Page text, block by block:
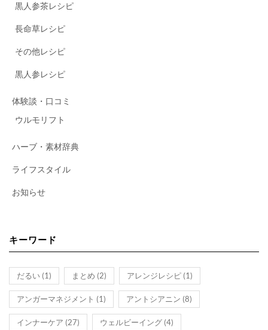
黒人参茶レシピ
長命草レシピ
その他レシピ
黒人参レシピ
体験談・口コミ
ウルモリフト
ハーブ・素材辞典
ライフスタイル
お知らせ
キーワード
だるい (1) まとめ (2) アレンジレシピ (1)
アンガーマネジメント (1) アントシアニン (8)
インナーケア (27) ウェルビーイング (4)